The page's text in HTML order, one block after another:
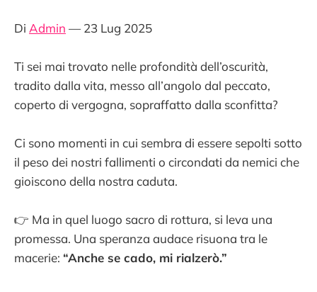
Di Admin — 23 Lug 2025
Ti sei mai trovato nelle profondità dell’oscurità,
tradito dalla vita, messo all’angolo dal peccato,
coperto di vergogna, sopraffatto dalla sconfitta?
Ci sono momenti in cui sembra di essere sepolti sotto
il peso dei nostri fallimenti o circondati da nemici che
gioiscono della nostra caduta.
👉 Ma in quel luogo sacro di rottura, si leva una
promessa. Una speranza audace risuona tra le
macerie: “Anche se cado, mi rialzerò.”